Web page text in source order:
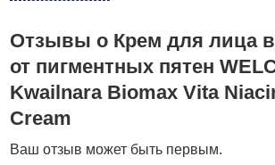
ускоряет процесс регенерации кожи;
обеспечивает защиту от
ультрафиолета и загрязнений
ускоряет обменные процессы и
здоровое сияние;
справиться с пигментацией,
Отзывы о Крем для лица
от пигментных пятен
Kwailnara Biomax Vita
Cream
Ваш отзыв может быть первым.